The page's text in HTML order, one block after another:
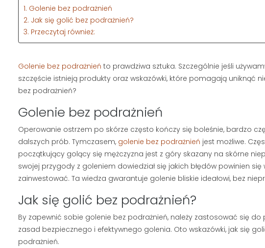
KARTACZ DO BRODY I
SZCZOTKA DO BRODY –
RANKING NAJLEPSZYCH
288 wyświetlenia
Jeśli zastanawiasz się, czy lepiej
wybrać szczotkę do brody, czy
kartacz, nie jesteś sam.
DETOKS TWARZY:
DLACZEGO MĘŻCZYZNA
POTRZEBUJE PEELINGU I
OCZYSZCZANIA?
264 wyświetlenia
Myślisz, że mydło i woda
1. Golenie bez podrażnień
2. Jak się golić bez podrażnień?
3. Przeczytaj również:
Golenie bez podrażnień to prawdziwa sztuka. Szczególnie jeśli
szczęście istnieją produkty oraz wskazówki, które pomagają uniknąć
bez podrażnień?
Golenie bez podrażnień
Operowanie ostrzem po skórze często kończy się boleśnie, bardzo
dalszych prób. Tymczasem, golenie bez podrażnień jest możliwe.
początkujący golący się mężczyzna jest z góry skazany na skórne
swojej przygody z goleniem dowiedział się jakich błędów powinien
zainwestować. Ta wiedza gwarantuje golenie bliskie ideałowi, bez
Jak się golić bez podrażnień?
By zapewnić sobie golenie bez podrażnień, należy zastosować się
zasad bezpiecznego i efektywnego golenia. Oto wskazówki, jak się
podrażnień.